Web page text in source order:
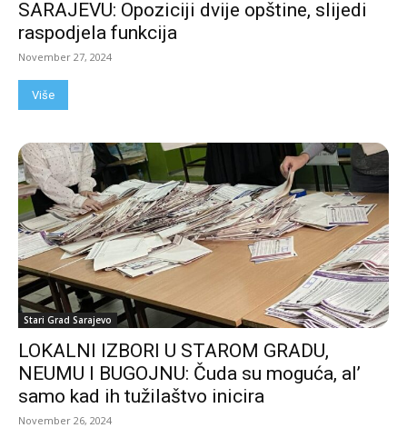
SARAJEVU: Opoziciji dvije opštine, slijedi
raspodjela funkcija
November 27, 2024
Više
Stari Grad Sarajevo
LOKALNI IZBORI U STAROM GRADU,
NEUMU I BUGOJNU: Čuda su moguća, al’
samo kad ih tužilaštvo inicira
November 26, 2024